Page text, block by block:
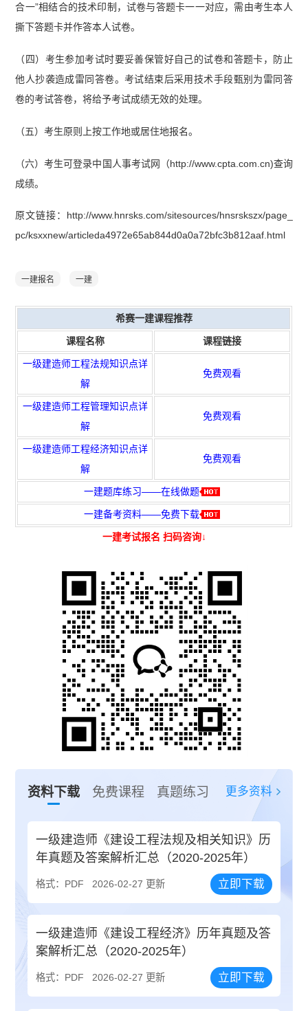
合一”相结合的技术印制，试卷与答题卡一一对应，需由考生本人
撕下答题卡并作答本人试卷。
（四）考生参加考试时要妥善保管好自己的试卷和答题卡，防止
他人抄袭造成雷同答卷。考试结束后采用技术手段甄别为雷同答
卷的考试答卷，将给予考试成绩无效的处理。
（五）考生原则上按工作地或居住地报名。
（六）考生可登录中国人事考试网（http://www.cpta.com.cn)查询
成绩。
原文链接：http://www.hnrsks.com/sitesources/hnsrskszx/page_
pc/ksxxnew/articleda4972e65ab844d0a0a72bfc3b812aaf.html
一建报名 一建
希赛一建课程推荐
课程名称 课程链接
一级建造师工程法规知识点详
解
免费观看
一级建造师工程管理知识点详
解
免费观看
一级建造师工程经济知识点详
解
免费观看
一建题库练习——在线做题
一建备考资料——免费下载
一建考试报名 扫码咨询↓
资料下载 免费课程 真题练习 更多资料
一级建造师《建设工程法规及相关知识》历
年真题及答案解析汇总（2020-2025年）
格式：PDF 2026-02-27 更新 立即下载
一级建造师《建设工程经济》历年真题及答
案解析汇总（2020-2025年）
格式：PDF 2026-02-27 更新 立即下载